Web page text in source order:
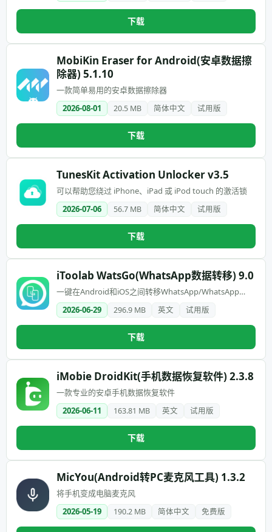
下载
MobiKin Eraser for Android(安卓数据擦
除器) 5.1.10
一款简单易用的安卓数据擦除器
2026-08-01
20.5 MB 简体中文 试用版
下载
TunesKit Activation Unlocker v3.5
可以帮助您绕过 iPhone、iPad 或 iPod touch 的激活锁
2026-07-06
56.7 MB 简体中文 试用版
下载
iToolab WatsGo(WhatsApp数据转移) 9.0
一键在Android和iOS之间转移WhatsApp/WhatsApp
Business
2026-06-29 296.9 MB 英文 试用版
下载
iMobie DroidKit(手机数据恢复软件) 2.3.8
一款专业的安卓手机数据恢复软件
2026-06-11
163.81 MB 英文 试用版
下载
MicYou(Android转PC麦克风工具) 1.3.2
将手机变成电脑麦克风
2026-05-19
190.2 MB 简体中文 免费版